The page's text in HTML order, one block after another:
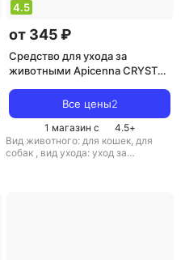
4.5
от 345 ₽
Средство для ухода за
животными Apicenna CRYSTAL
стоматологический для
животных, 30 мл
Все цены2
1 магазин с 4.5+
Вид животного: для кошек, для
собак , вид ухода: уход за